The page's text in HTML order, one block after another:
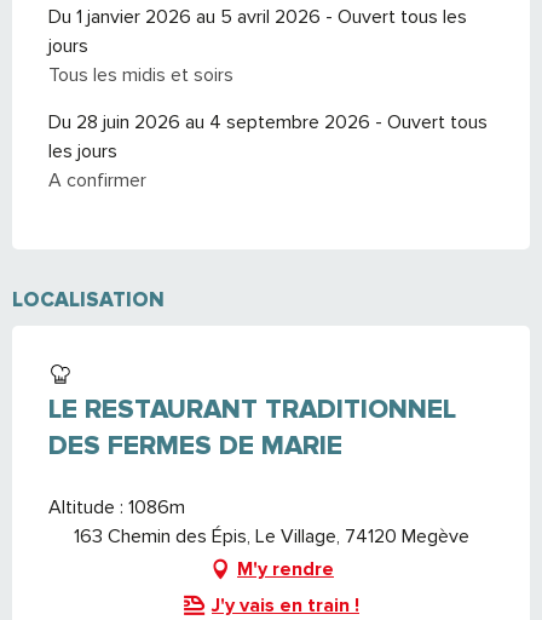
Du 1 janvier 2026 au 5 avril 2026 - Ouvert tous les
jours
Tous les midis et soirs
Du 28 juin 2026 au 4 septembre 2026 - Ouvert tous
les jours
A confirmer
LOCALISATION
LE RESTAURANT TRADITIONNEL
DES FERMES DE MARIE
Altitude : 1086m
163 Chemin des Épis, Le Village, 74120 Megève
M'y rendre
J'y vais en train !